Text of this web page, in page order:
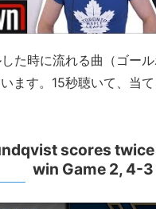
た時に流れる曲（ゴー
ます。15秒聴いて、当
scores
win Game 2, 4-3